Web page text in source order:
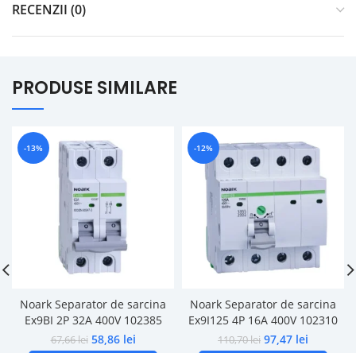
RECENZII (0)
PRODUSE SIMILARE
-13%
Noark Separator de sarcina
Ex9BI 2P 32A 400V 102385
67,66lei 58,86 lei
-12%
Noark Separator de sarcina
Ex9I125 4P 16A 400V 102310
110,70lei 97,47 lei